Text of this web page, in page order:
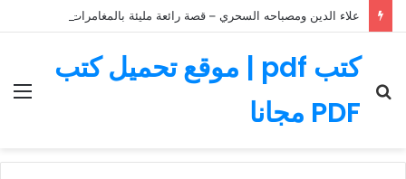
علاء الدين ومصباحه السحري – قصة رائعة مليئة بالمغامرات
كتب pdf | موقع تحميل كتب
PDF مجاناعن